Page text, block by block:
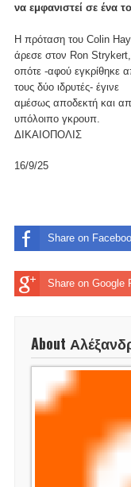
να εμφανιστεί σε ένα
Η πρόταση του Colin Hay
άρεσε στον Ron Strykert,
οπότε -αφού εγκρίθηκε
τους δύο ιδρυτές- έγινε
αμέσως αποδεκτή και
υπόλοιπο γκρουπ.
ΔΙΚΑΙΟΠΟΛΙΣ
16/9/25
Share on
Share on Google
About